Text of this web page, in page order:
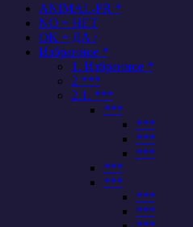
ANIMAL-PR *
NO = НЕТ
OK = ДА /
Избранное *
1. Избранное *
2 ***
2.1. ***
***
***
***
***
***
***
***
***